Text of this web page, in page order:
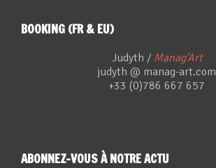
BOOKING (FR & EU)
Judyth / Manag’Art
judyth @ manag-art.com
+33 (0)786 667 657
ABONNEZ-VOUS À NOTRE ACTU